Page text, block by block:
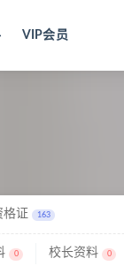
VIP会员
格证 163
0 校长资料 0